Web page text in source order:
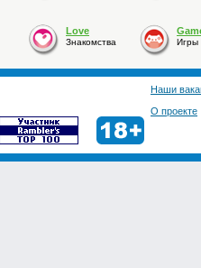
Love
Знакомства Игры
Наши
О проекте